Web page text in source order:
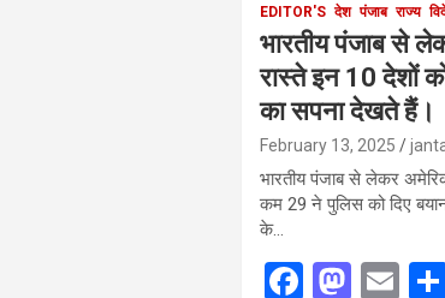
EDITOR'S देश पंजाब राज्य
भारतीय पंजाब से
रास्ते इन 10 देशों
का सपना देखते हैं।
February 13, 2025
भारतीय पंजाब से लेकर
कम 29 ने पुलिस को दिए
के…
F
M E